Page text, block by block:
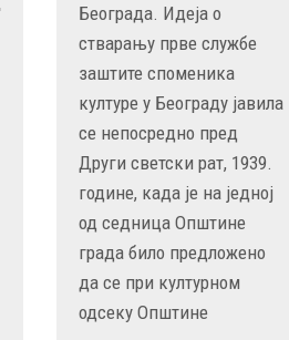
Београда. Идеја о
стварању прве службе
заштите споменика
културе у Београду јавила
се непосредно пред
Други светски рат, 1939.
године, када је на једној
од седница Општине
града било предложено
да се при културном
одсеку Општине